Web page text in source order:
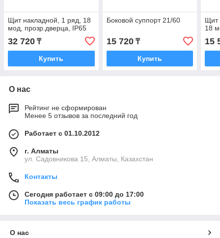
Щит накладной, 1 ряд, 18
мод, прозр.дверца, IP65
32 720 ₸
Купить
Боковой суппорт 21/60
15 720₸
Купить
Щит
18
15
О нас
Рейтинг не сформирован
Менее 5 отзывов за последний год
Работает с 01.10.2012
г. Алматы
ул. Садовникова 15, Алматы, Казахстан
Контакты
Сегодня работает с 09:00 до 17:00
Показать весь график работы
О нас